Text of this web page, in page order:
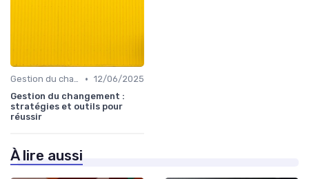
Gestion du changement • 12/06/2025
Gestion du changement :
stratégies et outils pour
réussir
À lire aussi